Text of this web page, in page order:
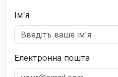
Ім'я
Електронна пошта